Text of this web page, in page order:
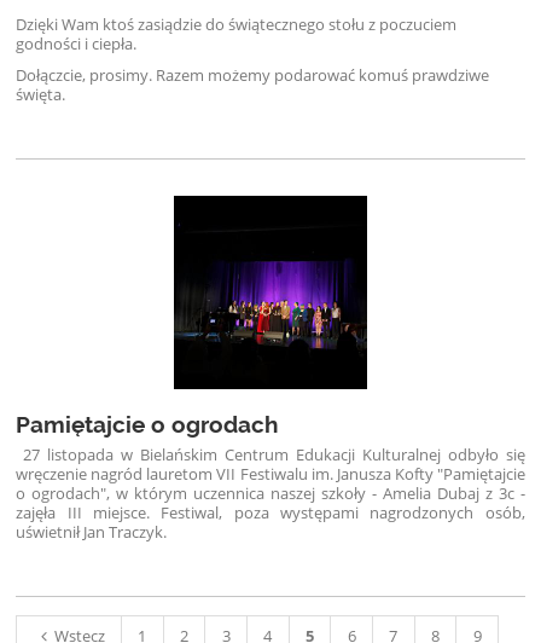
Dzięki Wam ktoś zasiądzie do świątecznego stołu z poczuciem
godności i ciepła.
Dołączcie, prosimy. Razem możemy podarować komuś prawdziwe
święta.
Pamiętajcie o ogrodach
27 listopada w Bielańskim Centrum Edukacji Kulturalnej odbyło się
wręczenie nagród lauretom VII Festiwalu im. Janusza Kofty "Pamiętajcie
o ogrodach", w którym uczennica naszej szkoły - Amelia Dubaj z 3c -
zajęła III miejsce. Festiwal, poza występami nagrodzonych osób,
uświetnił Jan Traczyk.
Wstecz 1 2 3 4 5 6 7 8
9